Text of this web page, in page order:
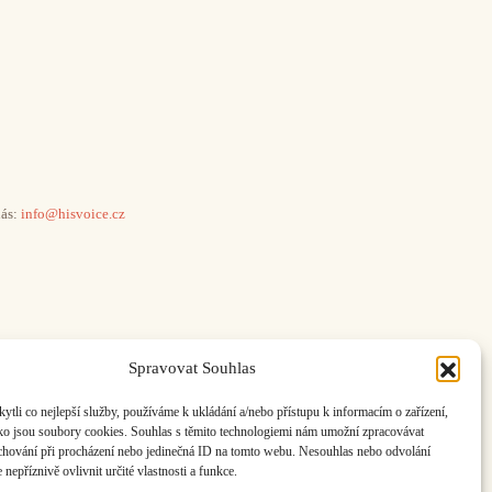
Spravovat Souhlas
co nejlepší služby, používáme k ukládání a/nebo přístupu k informacím o zařízení,
jsou soubory cookies. Souhlas s těmito technologiemi nám umožní zpracovávat
při procházení nebo jedinečná ID na tomto webu. Nesouhlas nebo odvolání
nepříznivě ovlivnit určité vlastnosti a funkce.
info@hisvoice.cz